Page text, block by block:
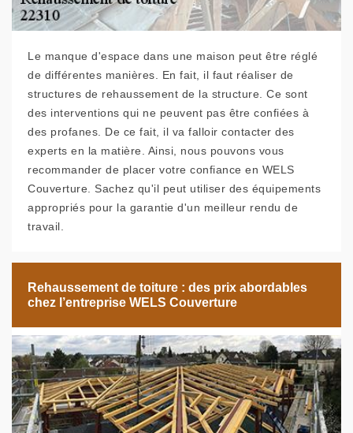
Le manque d'espace dans une maison peut être réglé
de différentes manières. En fait, il faut réaliser de
structures de rehaussement de la structure. Ce sont
des interventions qui ne peuvent pas être confiées à
des profanes. De ce fait, il va falloir contacter des
experts en la matière. Ainsi, nous pouvons vous
recommander de placer votre confiance en WELS
Couverture. Sachez qu'il peut utiliser des équipements
appropriés pour la garantie d'un meilleur rendu de
travail.
Rehaussement de toiture : des prix abordables
chez l’entreprise WELS Couverture